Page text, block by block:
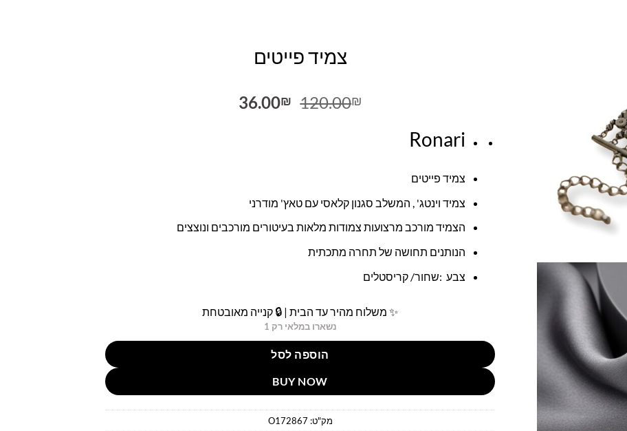
צמיד פייטים
120.00₪
המחיר
36.00₪
Ronari
צמיד פייטים
צמיד וינטג' , המשלב סגנון קלאסי עם טאץ' מודרני
הצמיד מורכב מרצועות צמודות מלאות בעיטורים מורכבים ונוצצים
הנותנים תחושה של תחרה מתכתית
צבע :שחור/ קריסטלים
✨ משלוח מהיר עד הבית | 🔒 קנייה מאובטחת
נשארו במלאי רק 1
הוספה לסל
BUY NOW
מק"ט: O172867